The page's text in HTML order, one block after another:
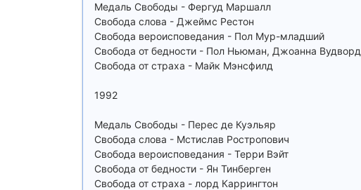
Медаль Свободы - Фергуд Маршалл
Свобода слова - Джеймс Рестон
Свобода вероисповедания - Пол Мур-младший
Свобода от бедности - Пол Ньюман, Джоанна Вудворд
Свобода от страха - Майк Мэнсфилд
1992
Медаль Свободы - Перес де Куэльяр
Свобода слова - Мстислав Ростропович
Свобода вероисповедания - Терри Вэйт
Свобода от бедности - Ян Тинберген
Свобода от страха - лорд Каррингтон